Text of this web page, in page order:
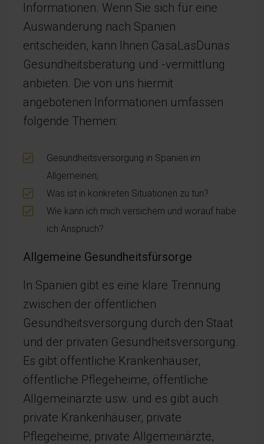
Informationen. Wenn Sie sich für eine
Auswanderung nach Spanien
entscheiden, kann Ihnen CasaLasDunas
Gesundheitsberatung und -vermittlung
anbieten. Die von uns hiermit
angebotenen Informationen umfassen
folgende Themen:
Gesundheitsversorgung in Spanien im
Allgemeinen;
Was ist in konkreten Situationen zu tun?
Wie kann ich mich versichern und worauf habe
ich Anspruch?
Allgemeine Gesundheitsfürsorge
In Spanien gibt es eine klare Trennung
zwischen der öffentlichen
Gesundheitsversorgung durch den Staat
und der privaten Gesundheitsversorgung.
Es gibt öffentliche Krankenhäuser,
öffentliche Pflegeheime, öffentliche
Allgemeinärzte usw. und es gibt auch
private Krankenhäuser, private
Pflegeheime, private Allgemeinärzte,